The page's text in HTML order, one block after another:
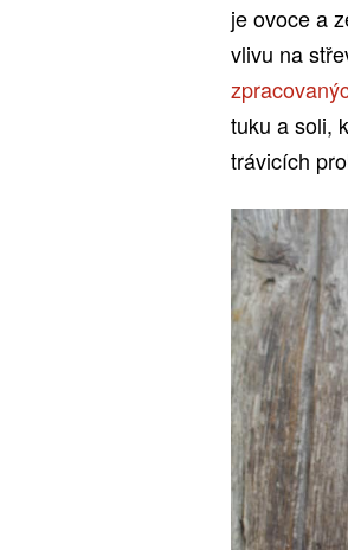
je ovoce a
vlivu na
tuku a soli,
trávicích